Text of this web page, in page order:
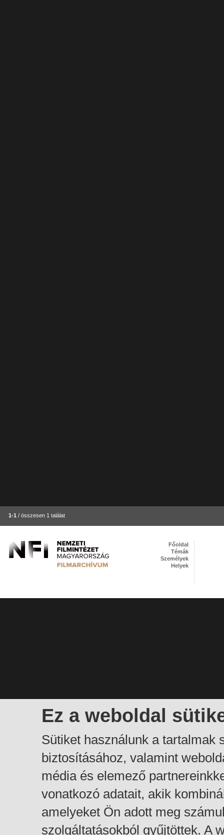
1-1 / összesen 1 találat
Ez a weboldal
Sütiket használunk a tartalmak
biztosításához, valamint
média és elemező
vonatkozó adatait, akik
amelyeket Ön adott meg
szolgáltatásokból gyűjtöttek. A
Főoldal
Témák
Személyek
Helyek